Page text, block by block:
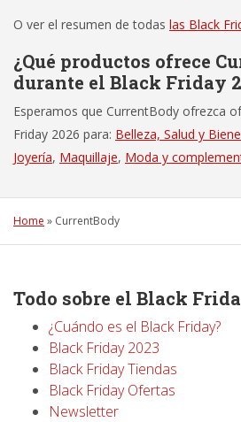
O ver el resumen de todas las Black
¿Qué productos ofrece
durante el Black Friday
Esperamos que CurrentBody ofrezca
Friday 2026 para: Belleza, Salud y
Joyería, Maquillaje, Moda y
Home » CurrentBody
Todo sobre el Black
¿Cuándo es el Black Friday?
Black Friday 2023
Black Friday Tiendas
Black Friday Ofertas
Newsletter